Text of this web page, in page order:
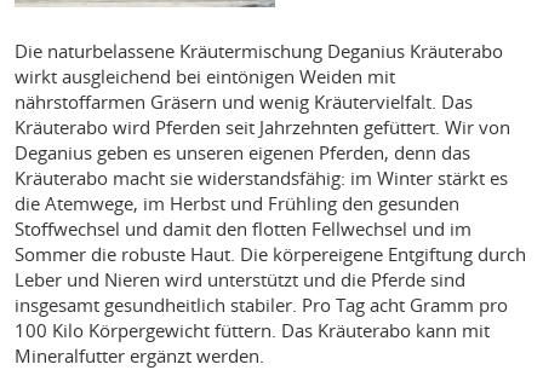
Die naturbelassene Kräutermischung Deganius Kräuterabo
wirkt ausgleichend bei eintönigen Weiden mit
nährstoffarmen Gräsern und wenig Kräutervielfalt. Das
Kräuterabo wird Pferden seit Jahrzehnten gefüttert. Wir von
Deganius geben es unseren eigenen Pferden, denn das
Kräuterabo macht sie widerstandsfähig: im Winter stärkt es
die Atemwege, im Herbst und Frühling den gesunden
Stoffwechsel und damit den flotten Fellwechsel und im
Sommer die robuste Haut. Die körpereigene Entgiftung durch
Leber und Nieren wird unterstützt und die Pferde sind
insgesamt gesundheitlich stabiler. Pro Tag acht Gramm pro
100 Kilo Körpergewicht füttern. Das Kräuterabo kann mit
Mineralfutter ergänzt werden.